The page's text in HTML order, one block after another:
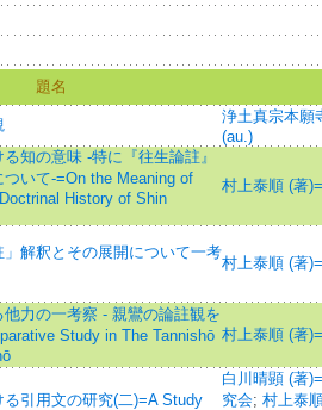
題名
浄土真宗本願
(au.)
知の意味 -特に『往生論註』
いて-=On the Meaning of
History of Shin
村上泰順 (著
解釈とその展開について一考
村上泰順 (著
力の一考察 - 親鸞の論註観を
Study in The Tannishō 村上泰順 (著
る引用文の研究(二)=A Study
白川晴顕 (著
究会; 村上泰